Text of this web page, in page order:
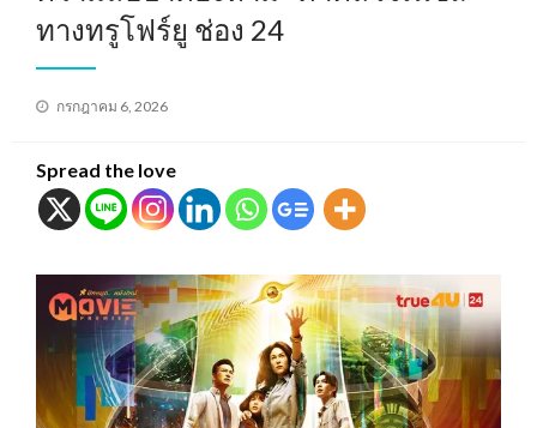
ทางทรูโฟร์ยู ช่อง 24
Posted
กรกฎาคม 6, 2026
Spread the love